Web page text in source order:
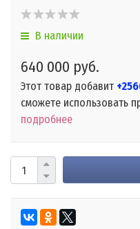
В наличии
640 000 руб.
Этот товар добавит
сможете использовать
подробнее